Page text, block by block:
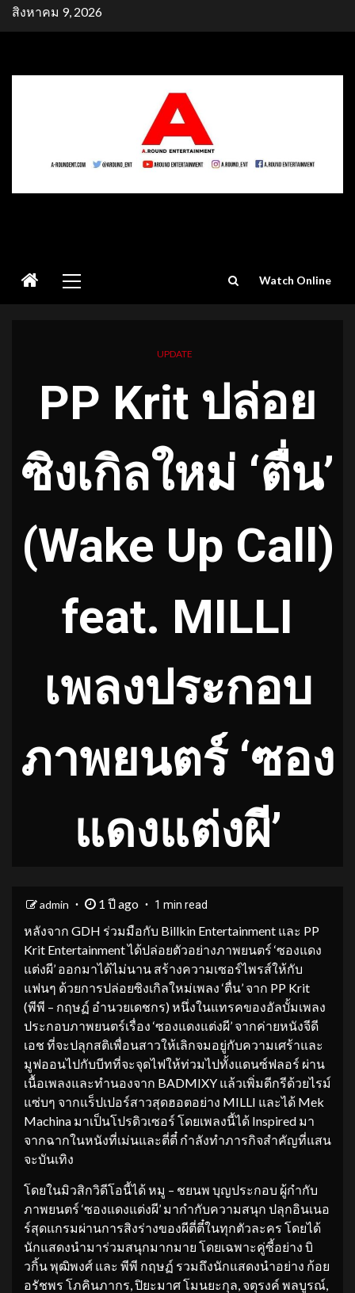
Skipสิงหาคม 9, 2026
Menu
Watch Online
UPDATE
PP Krit ปล่อย
ซิงเกิลใหม่ ‘ตื่น’
(Wake Up Call)
feat. MILLI
เพลงประกอบ
ภาพยนตร์ ‘ซอง
แดงแต่งผี’
admin 1 ปี ago 1 min read
หลังจาก GDH ร่วมมือกับ Billkin Entertainment และ PP
Krit Entertainment ได้ปล่อยตัวอย่างภาพยนตร์ ‘ซองแดง
แต่งผี’ ออกมาได้ไม่นาน สร้างความเซอร์ไพรส์ให้กับ
แฟนๆ ด้วยการปล่อยซิงเกิลใหม่เพลง ‘ตื่น’ จาก PP Krit
(พีพี – กฤษฏ์ อำนวยเดชกร) หนึ่งในแทรคของอัลบั้มเพลง
ประกอบภาพยนตร์เรื่อง ‘ซองแดงแต่งผี’ จากค่ายหนังจีดี
เอช ที่จะปลุกสติเพื่อนสาวให้เลิกจมอยู่กับความเศร้าและ
มูฟออนไปกับบีทที่จะจุดไฟให้ท่วมไปทั้งแดนซ์ฟลอร์ ผ่าน
เนื้อเพลงและทำนองจาก BADMIXY แล้วเพิ่มดีกรีด้วยไรม์
แซ่บๆ จากแร็ปเปอร์สาวสุดฮอตอย่าง MILLI และได้ Mek
Machina มาเป็นโปรดิวเซอร์ โดยเพลงนี้ได้ Inspired มา
จากฉากในหนังที่เม่นและตี่ตี๋ กำลังทำภารกิจสำคัญที่แสน
จะบันเทิง
โดยในมิวสิกวิดีโอนี้ได้ หมู – ชยนพ บุญประกอบ ผู้กำกับ
ภาพยนตร์ ‘ซองแดงแต่งผี’ มากำกับความสนุก ปลุกอินเนอ
ร์สุดแกรมผ่านการสิงร่างของผีตี่ตี๋ในทุกตัวละคร โดยได้
นักแสดงนำมาร่วมสนุกมากมาย โดยเฉพาะคู่ซี้อย่าง บิ
วกิ้น พุฒิพงศ์ และ พีพี กฤษฏ์ รวมถึงนักแสดงนำอย่าง ก้อย
อรัชพร โภคินภากร, ปิยะมาศ โมนยะกุล, จตุรงค์ พลบูรณ์,